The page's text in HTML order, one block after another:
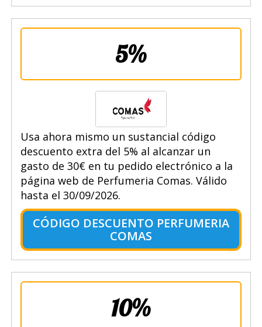
5%
Usa ahora mismo un sustancial código
descuento extra del 5% al alcanzar un
gasto de 30€ en tu pedido electrónico a la
página web de Perfumeria Comas. Válido
hasta el 30/09/2026.
CÓDIGO DESCUENTO PERFUMERIA
COMAS
10%